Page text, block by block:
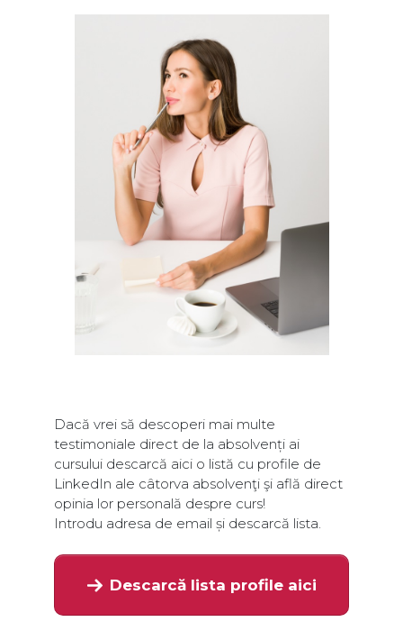
Dacă vrei să descoperi mai multe
testimoniale direct de la absolvenți ai
cursului descarcă aici o listă cu profile de
LinkedIn ale câtorva absolvenţi şi află direct
opinia lor personală despre curs!
Introdu adresa de email și descarcă lista.
Descarcă lista profile aici